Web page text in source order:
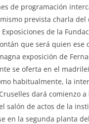
de programación
prevista charla del
Exposiciones de la
que será quien ese
exposición de
se oferta en el
habitualmente, la
dará comienzo a
salón de actos de la
en la segunda planta